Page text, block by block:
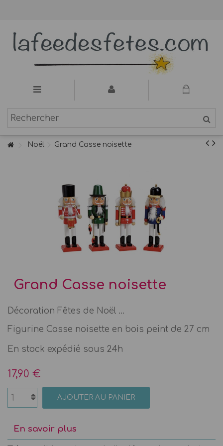
Noël Grand Casse noisette
Grand Casse noisette
Décoration Fêtes de Noël ...
Figurine Casse noisette en bois peint de 27 cm
En stock expédié sous 24h
17,90 €
AJOUTER AU PANIER
En savoir plus